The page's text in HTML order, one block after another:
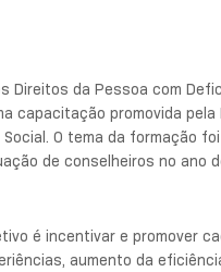
Direitos da Pessoa com
capacitação promovida
O tema da formação
de conselheiros no ano
é incentivar e promover
aumento da